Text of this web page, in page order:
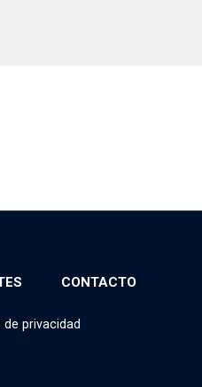
CONTACTO
de privacidad